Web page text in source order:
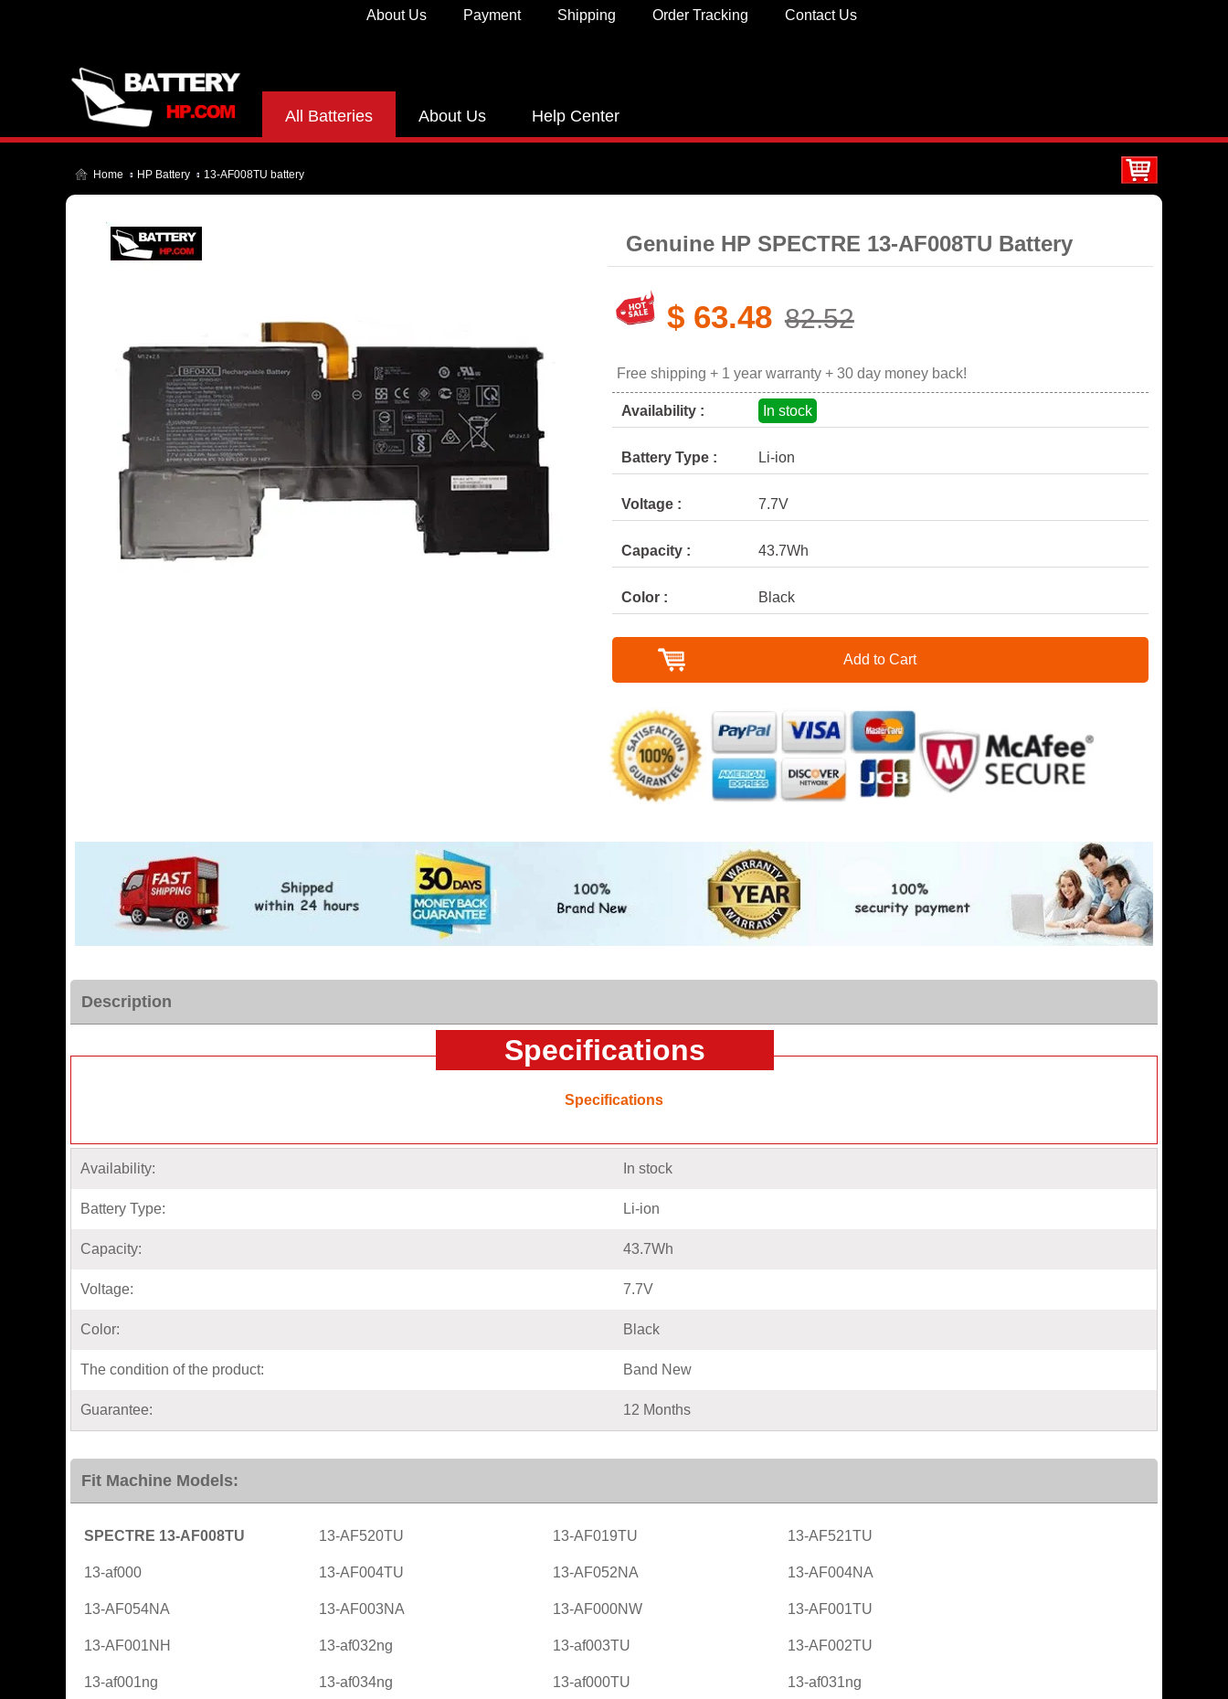
Contact Us
Order Tracking
Shipping
Payment
About Us
All Batteries About Us Help Center
Home HP Battery 13-AF008TU battery
Genuine HP SPECTRE 13-AF008TU Battery
$ 63.48 82.52
Free shipping + 1 year warranty + 30 day money back!
Availability : In stock
Battery Type : Li-ion
Voltage : 7.7V
Capacity : 43.7Wh
Color : Black
Add to Cart
Description
Specifications
Specifications
Availability: In stock
Battery Type: Li-ion
Capacity: 43.7Wh
Voltage: 7.7V
Color: Black
The condition of the product: Band New
Guarantee: 12 Months
Fit Machine Models:
SPECTRE 13-AF008TU 13-AF520TU 13-AF019TU 13-AF521TU
13-af000 13-AF004TU 13-AF052NA 13-AF004NA
13-AF054NA 13-AF003NA 13-AF000NW 13-AF001TU
13-AF001NH 13-af032ng 13-af003TU 13-AF002TU
13-af001ng 13-af034ng 13-af000TU 13-af031ng